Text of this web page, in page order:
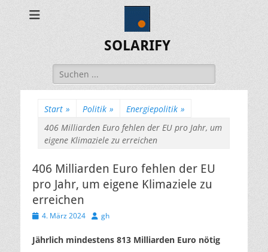
SOLARIFY
Suchen
nach:
Start » Politik » Energiepolitik »
406 Milliarden Euro fehlen der EU pro Jahr, um
eigene Klimaziele zu erreichen
406 Milliarden Euro fehlen der EU
pro Jahr, um eigene Klimaziele zu
erreichen
Veröffentlicht
4. März 2024 Autor
gh
Jährlich mindestens 813 Milliarden Euro nötig